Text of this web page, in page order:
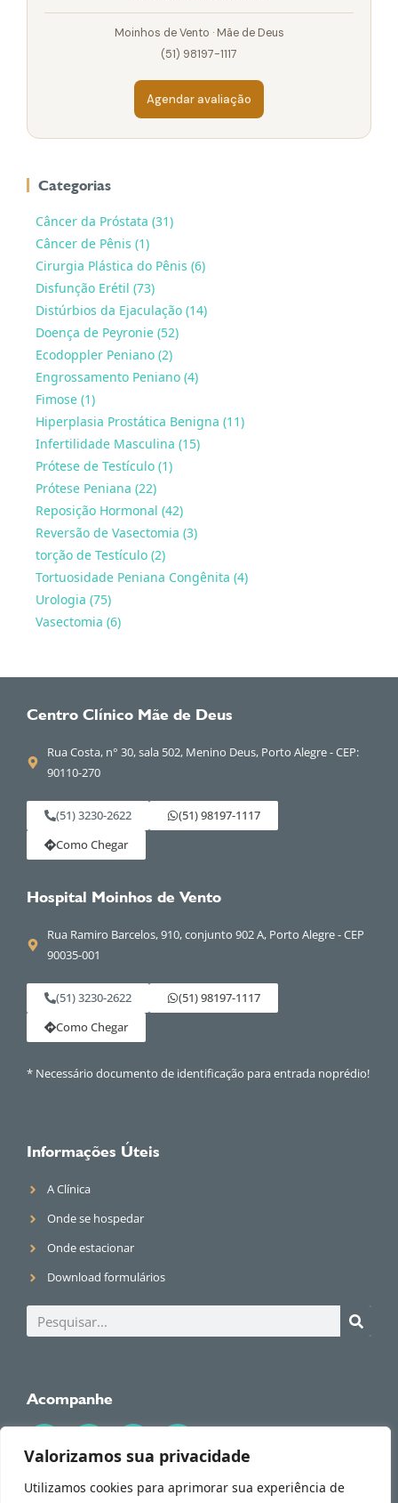
Valorizamos sua privacidade
Utilizamos cookies para aprimorar sua experiência de
Moinhos de Vento · Mãe de Deus
(51) 98197-1117
Agendar avaliação
Categorias
Câncer da Próstata (31)
Câncer de Pênis (1)
Cirurgia Plástica do Pênis (6)
Disfunção Erétil (73)
Distúrbios da Ejaculação (14)
Doença de Peyronie (52)
Ecodoppler Peniano (2)
Engrossamento Peniano (4)
Fimose (1)
Hiperplasia Prostática Benigna (11)
Infertilidade Masculina (15)
Prótese de Testículo (1)
Prótese Peniana (22)
Reposição Hormonal (42)
Reversão de Vasectomia (3)
torção de Testículo (2)
Tortuosidade Peniana Congênita (4)
Urologia (75)
Vasectomia (6)
Centro Clínico Mãe de Deus
Rua Costa, n° 30, sala 502, Menino Deus, Porto Alegre - CEP:
90110-270
(51) 3230-2622
(51) 98197-1117
Como Chegar
Hospital Moinhos de Vento
Rua Ramiro Barcelos, 910, conjunto 902 A, Porto Alegre - CEP
90035-001
(51) 3230-2622
(51) 98197-1117
Como Chegar
* Necessário documento de identificação para entrada noprédio!
Informações Úteis
A Clínica
Onde se hospedar
Onde estacionar
Download formulários
Acompanhe